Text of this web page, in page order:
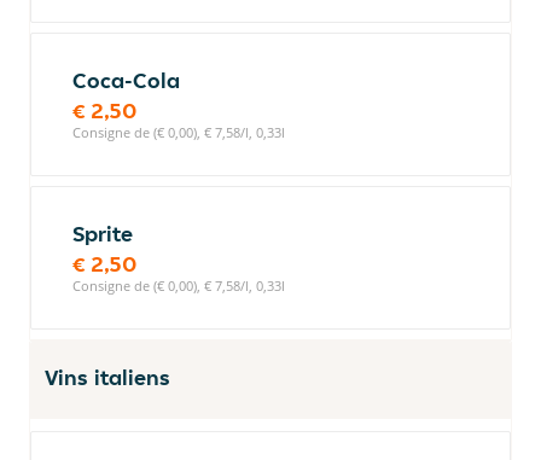
Coca-Cola
€ 2,50
Consigne de (€ 0,00), € 7,58/l, 0,33l
Sprite
€ 2,50
Consigne de (€ 0,00), € 7,58/l, 0,33l
Vins italiens